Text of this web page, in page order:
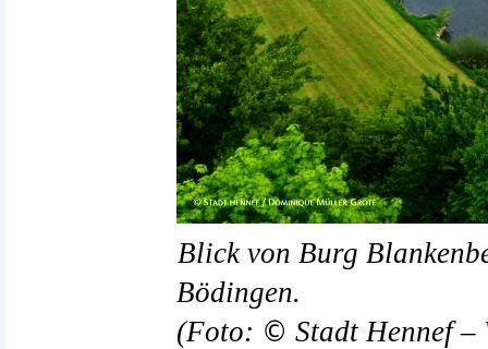
Blick von Burg
Bödingen.
(Foto: © Stadt Hennef